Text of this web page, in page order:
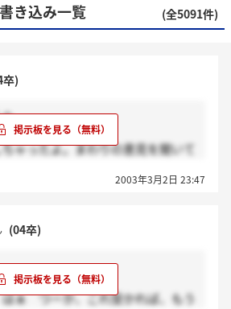
き込み一覧 (全5091件)
卒)
ゃったよ。まわりの意見を聞いて
2003年3月2日 23:47
(04卒)
ぁ つーか、これ受かれば、もう